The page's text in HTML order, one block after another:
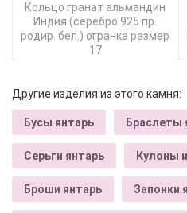
Кольцо гранат альмандин
Индия (серебро 925 пр.
родир. бел.) огранка размер
17
Другие изделия из этого камня:
Бусы янтарь Браслеты
Серьги янтарь Кулоны
Броши янтарь Запонки